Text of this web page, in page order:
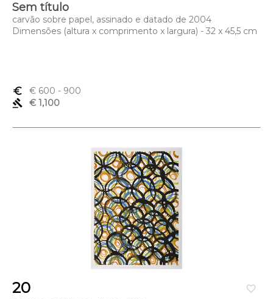
Sem título
carvão sobre papel, assinado e datado de 2004
Dimensões (altura x comprimento x largura) - 32 x 45,5 cm
euro_symbol € 600 - 900
gavel
€ 1,100
favorite_border
20